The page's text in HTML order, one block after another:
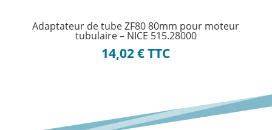
Adaptateur de tube ZF80 80mm pour moteur
tubulaire – NICE 515.28000
14,02€TTC